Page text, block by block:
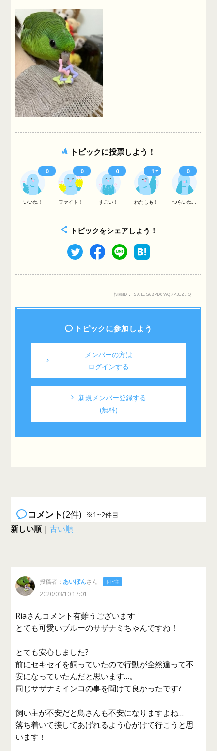
トピックに投票しよう！
いいね！ ファイト！ すごい！ わたしも！ つらいね...
0 0 0 1 0
トピックをシェアしよう！
投稿ID： ISAILqG68PD0WQ7P3oZbJQ
トピックに参加しよう
メンバーの方は
ログインする
新規メンバー登録する
(無料)
コメント(2件) ※1~2件目
新しい順|古い順
投稿者：あいぼんさん トピ主
2020/03/10 17:01
Riaさんコメント有難うございます！
とても可愛いブルーのサザナミちゃんですね！
とても安心しました?
前にセキセイを飼っていたので行動が全然違って不
安になっていたんだと思います…。
同じサザナミインコの事を聞けて良かったです?
飼い主が不安だと鳥さんも不安になりますよね…
落ち着いて接してあげれるよう心がけて行こうと思
います！